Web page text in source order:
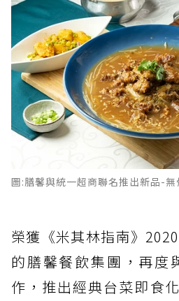
圖:膳馨與統一超商聯名推出新品-無
榮獲《米其林指南》
的膳馨餐飲集團，再度
作，推出經典台菜即食化